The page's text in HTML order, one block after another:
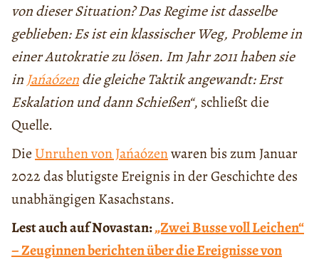
von dieser Situation? Das Regime ist dasselbe
geblieben: Es ist ein klassischer Weg, Probleme in
einer Autokratie zu lösen. Im Jahr 2011 haben sie
inJańaózendie gleiche Taktik angewandt: Erst
Eskalation und dann Schießen“, schließt die
Quelle.
DieUnruhen von Jańaózenwaren bis zum Januar
2022 das blutigste Ereignis in der Geschichte des
unabhängigen Kasachstans.
Lest auch auf Novastan:„Zwei Busse voll Leichen“
– Zeuginnen berichten über die Ereignisse von